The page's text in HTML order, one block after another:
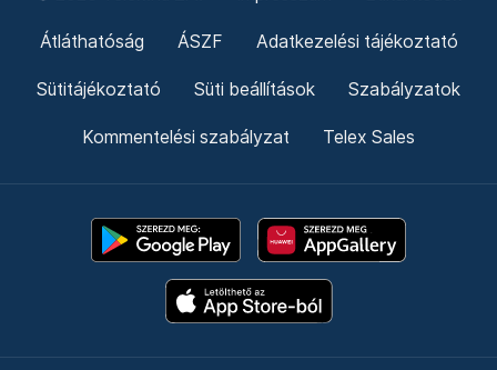
Átláthatóság ÁSZF Adatkezelési tájékoztató
Sütitájékoztató Süti beállítások Szabályzatok
Kommentelési szabályzat Telex Sales